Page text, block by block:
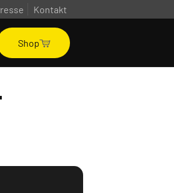
Kontakt
Shop